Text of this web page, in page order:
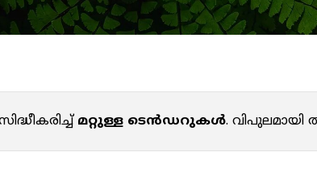
മറ്റുള്ള ടെൻഡറുകൾ. വിപുലമായി